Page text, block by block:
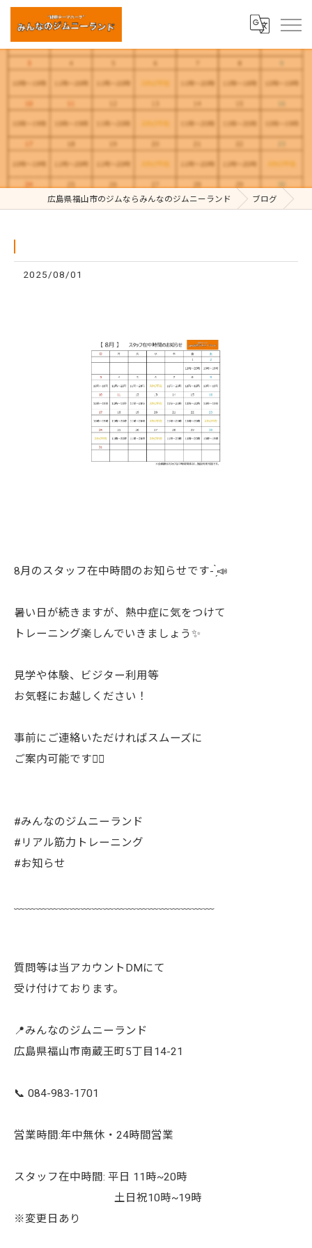
⁡
広島県福山市のジムならみんなのジムニーランド ブログ
2025/08/01
8月のスタッフ在中時間のお知らせです- ̗̀📣
暑い日が続きますが、熱中症に気をつけて
トレーニング楽しんでいきましょう✨️
見学や体験、ビジター利用等
お気軽にお越しください！
事前にご連絡いただければスムーズに
ご案内可能です🙇‍♂️
#みんなのジムニーランド
#リアル筋力トレーニング
#お知らせ
﹏﹏﹏﹏﹏﹏﹏﹏﹏﹏﹏﹏﹏﹏﹏﹏﹏﹏
質問等は当アカウントDMにて
受け付けております。
📍みんなのジムニーランド
広島県福山市南蔵王町5丁目14-21
📞 084-983-1701
営業時間:年中無休・24時間営業
スタッフ在中時間: 平日 11時~20時
土日祝10時~19時
※変更日あり